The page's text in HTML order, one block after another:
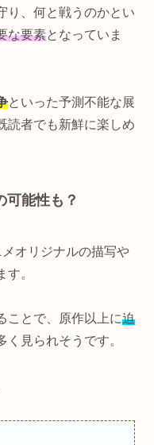
り、何と戦うのかとい
な要素となっていま
といった予測不能な展
読者でも新鮮に楽しめ
可能性も？
オリジナルの描写や
。
ことで、原作以上に迫
く見られそうです。